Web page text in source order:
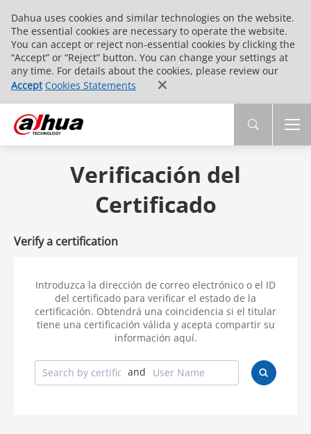
Dahua uses cookies and similar technologies on the website.
The essential cookies are necessary to operate the website.
You can accept or reject non-essential cookies by clicking the
“Accept” or “Reject” button. You can change your settings at
any time. For details about the cookies, please review our
Accept Cookies Statements
Verificación del
Certificado
Verify a certification
Introduzca la dirección de correo electrónico o el ID
del certificado para verificar el estado de la
certificación. Obtendrá una coincidencia si el titular
tiene una certificación válida y acepta compartir su
información aquí.
and